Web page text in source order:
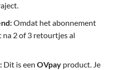
Omdat het abonnement
na 2 of 3 retourtjes al
Dit is een OVpayproduct. Je